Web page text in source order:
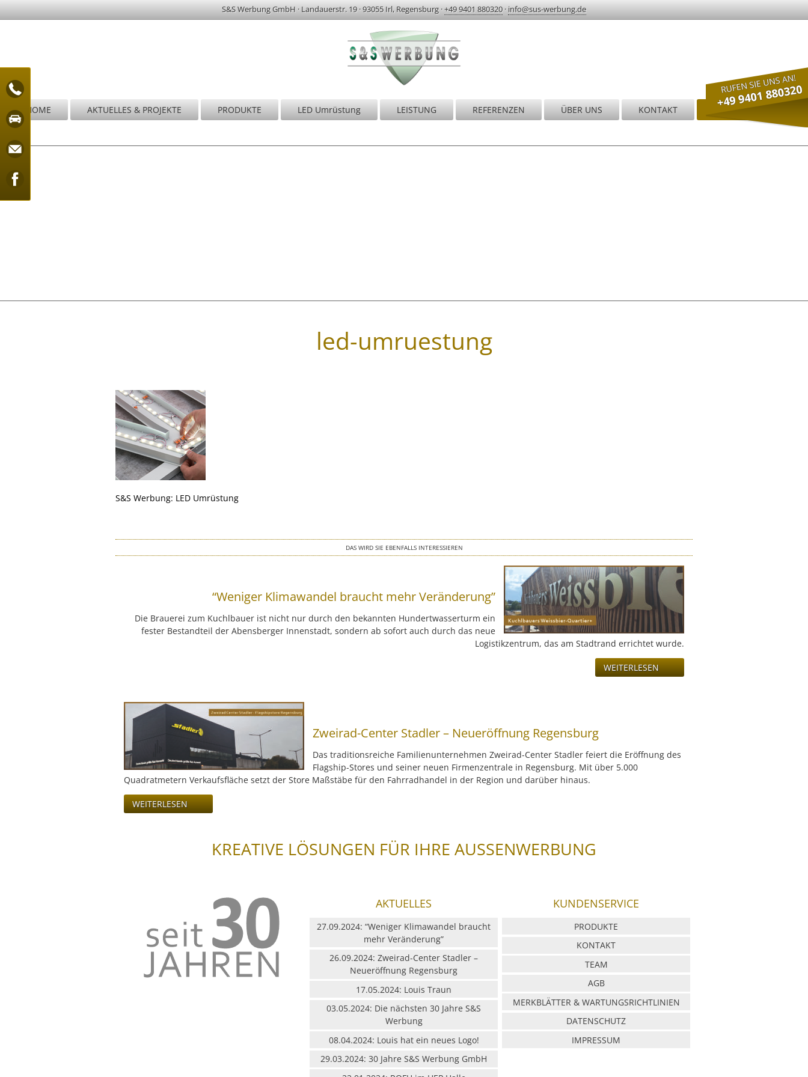
S&S Werbung GmbH · Landauerstr. 19·93055 Irl, Regensburg·+49 9401 880320 · info@sus-werbung.de
HOME AKTUELLES & PROJEKTE PRODUKTE LED Umrüstung LEISTUNG REFERENZEN ÜBER UNS KONTAKT JOBS & KARRIERE
led-umruestung
S&S Werbung: LED Umrüstung
DAS WIRD SIE EBENFALLS INTERESSIEREN
“Weniger Klimawandel braucht mehr Veränderung”
Die Brauerei zum Kuchlbauer ist nicht nur durch den bekannten Hundertwasserturm ein
fester Bestandteil der Abensberger Innenstadt, sondern ab sofort auch durch das neue
Logistikzentrum, das am Stadtrand errichtet wurde.
WEITERLESEN
Zweirad-Center Stadler – Neueröffnung Regensburg
Das traditionsreiche Familienunternehmen Zweirad-Center Stadler feiert die Eröffnung des
Flagship-Stores und seiner neuen Firmenzentrale in Regensburg. Mit über 5.000
Quadratmetern Verkaufsfläche setzt der Store Maßstäbe für den Fahrradhandel in der Region und darüber hinaus.
WEITERLESEN
KREATIVE LÖSUNGEN FÜR IHRE AUSSENWERBUNG
AKTUELLES
27.09.2024: “Weniger Klimawandel braucht
mehr Veränderung”
26.09.2024: Zweirad-Center Stadler –
Neueröffnung Regensburg
17.05.2024: Louis Traun
03.05.2024: Die nächsten 30 Jahre S&S
Werbung
08.04.2024: Louis hat ein neues Logo!
29.03.2024: 30 Jahre S&S Werbung GmbH
KUNDENSERVICE
PRODUKTE
KONTAKT
TEAM
AGB
MERKBLÄTTER & WARTUNGSRICHTLINIEN
DATENSCHUTZ
IMPRESSUM